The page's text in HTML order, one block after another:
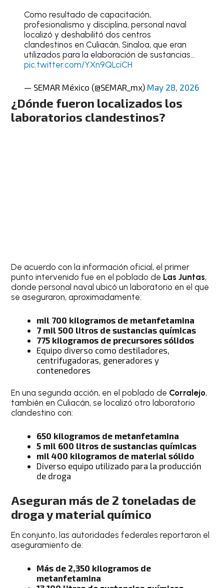
Como resultado de capacitación,
profesionalismo y disciplina, personal naval
localizó y deshabilitó dos centros
clandestinos en Culiacán, Sinaloa, que eran
utilizados para la elaboración de sustancias…
pic.twitter.com/YXn9QLciCH
— SEMAR México (@SEMAR_mx) May 28, 2026
¿Dónde fueron localizados los
laboratorios clandestinos?
De acuerdo con la información oficial, el primer
punto intervenido fue en el poblado de Las Juntas,
donde personal naval ubicó un laboratorio en el que
se aseguraron, aproximadamente:
mil 700 kilogramos de metanfetamina
7 mil 500 litros de sustancias químicas
775 kilogramos de precursores sólidos
Equipo diverso como destiladores,
centrifugadoras, generadores y
contenedores
En una segunda acción, en el poblado de Corralejo,
también en Culiacán, se localizó otro laboratorio
clandestino con:
650 kilogramos de metanfetamina
5 mil 600 litros de sustancias químicas
mil 400 kilogramos de material sólido
Diverso equipo utilizado para la producción
de droga
Aseguran más de 2 toneladas de
droga y material químico
En conjunto, las autoridades federales reportaron el
aseguramiento de:
Más de 2,350 kilogramos de
metanfetamina